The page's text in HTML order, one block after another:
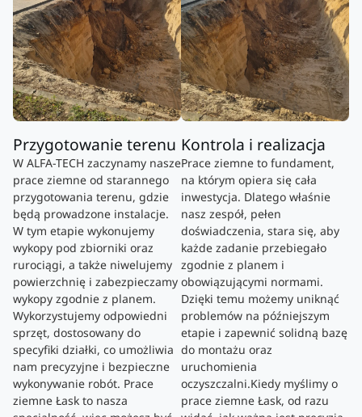
Przygotowanie terenu
W ALFA-TECH zaczynamy nasze
prace ziemne od starannego
przygotowania terenu, gdzie
będą prowadzone instalacje.
W tym etapie wykonujemy
wykopy pod zbiorniki oraz
rurociągi, a także niwelujemy
powierzchnię i zabezpieczamy
wykopy zgodnie z planem.
Wykorzystujemy odpowiedni
sprzęt, dostosowany do
specyfiki działki, co umożliwia
nam precyzyjne i bezpieczne
wykonywanie robót. Prace
ziemne Łask to nasza
Kontrola i realizacja
Prace ziemne to fundament,
na którym opiera się cała
inwestycja. Dlatego właśnie
nasz zespół, pełen
doświadczenia, stara się, aby
każde zadanie przebiegało
zgodnie z planem i
obowiązującymi normami.
Dzięki temu możemy uniknąć
problemów na późniejszym
etapie i zapewnić solidną bazę
do montażu oraz
uruchomienia
oczyszczalni.Kiedy myślimy o
prace ziemne Łask, od razu